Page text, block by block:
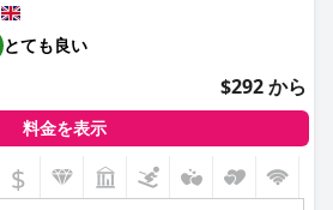
とても良い
$292 から
料金を表示
$